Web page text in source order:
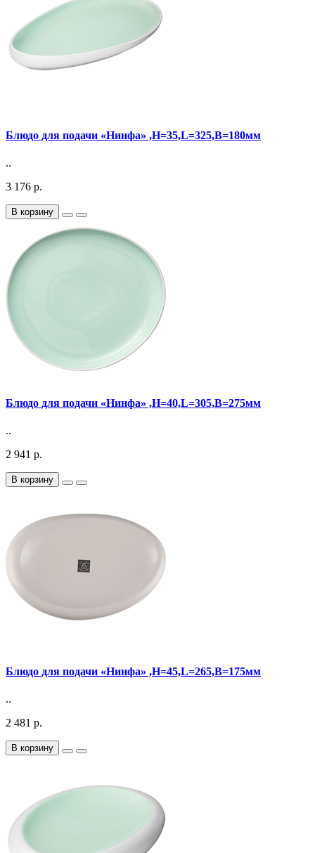
Блюдо для подачи «Нинфа» ,H=35,L=325,B=180мм
..
3 176 р.
В корзину
Блюдо для подачи «Нинфа» ,H=40,L=305,B=275мм
..
2 941 р.
В корзину
Блюдо для подачи «Нинфа» ,H=45,L=265,B=175мм
..
2 481 р.
В корзину